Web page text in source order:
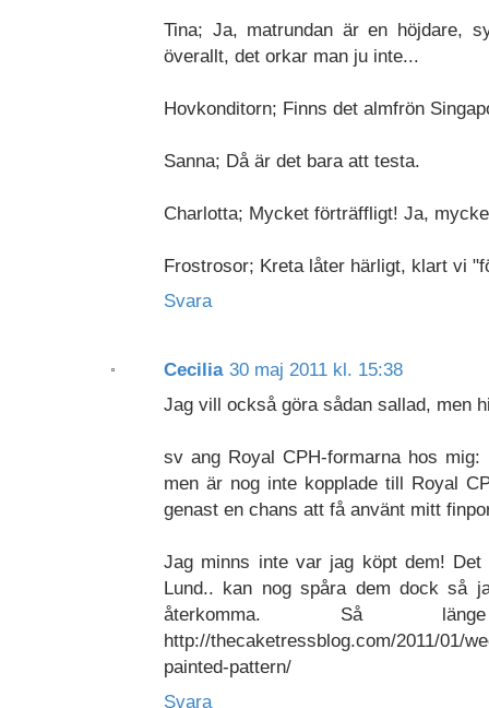
Tina; Ja, matrundan är en höjdare,
överallt, det orkar man ju inte...
Hovkonditorn; Finns det almfrön
Sanna; Då är det bara att testa.
Charlotta; Mycket förträffligt! Ja,
Frostrosor; Kreta låter härligt, klart vi
Svara
Cecilia 30 maj 2011 kl. 15:38
Jag vill också göra sådan sallad, men
sv ang Royal CPH-formarna hos
men är nog inte kopplade till Royal
genast en chans att få använt mitt
Jag minns inte var jag köpt dem!
Lund.. kan nog spåra dem dock så
återkomma. Så
http://thecaketressblog.com/2011/01/
painted-pattern/
Svara